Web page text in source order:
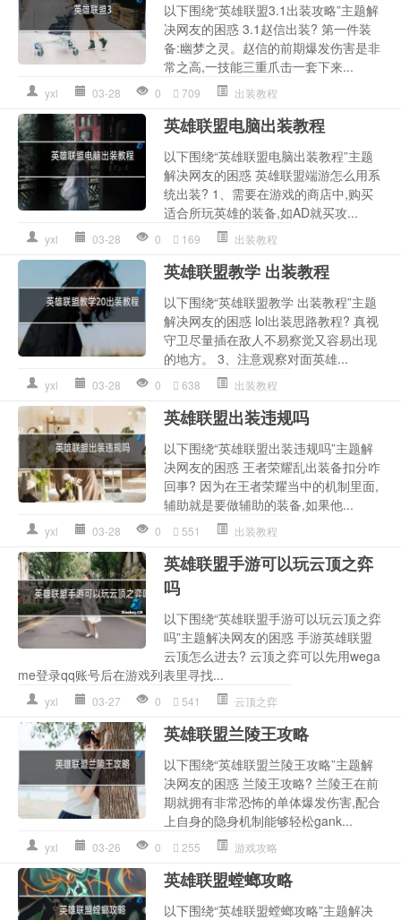
以下围绕“英雄联盟3.1出装攻略”主题解
决网友的困惑 3.1赵信出装? 第一件装
备:幽梦之灵。赵信的前期爆发伤害是非
常之高,一技能三重爪击一套下来...
yxl 03-28 0 709 出装教程
英雄联盟电脑出装教程
以下围绕“英雄联盟电脑出装教程”主题
解决网友的困惑 英雄联盟端游怎么用系
统出装? 1、需要在游戏的商店中,购买
适合所玩英雄的装备,如AD就买攻...
yxl 03-28 0 169 出装教程
英雄联盟教学 出装教程
以下围绕“英雄联盟教学 出装教程”主题
解决网友的困惑 lol出装思路教程? 真视
守卫尽量插在敌人不易察觉又容易出现
的地方。 3、注意观察对面英雄...
yxl 03-28 0 638 出装教程
英雄联盟出装违规吗
以下围绕“英雄联盟出装违规吗”主题解
决网友的困惑 王者荣耀乱出装备扣分咋
回事? 因为在王者荣耀当中的机制里面,
辅助就是要做辅助的装备,如果他...
yxl 03-28 0 551 出装教程
英雄联盟手游可以玩云顶之弈
吗
以下围绕“英雄联盟手游可以玩云顶之弈
吗”主题解决网友的困惑 手游英雄联盟
云顶怎么进去? 云顶之弈可以先用wega
me登录qq账号后在游戏列表里寻找...
yxl 03-27 0 541 云顶之弈
英雄联盟兰陵王攻略
以下围绕“英雄联盟兰陵王攻略”主题解
决网友的困惑 兰陵王攻略? 兰陵王在前
期就拥有非常恐怖的单体爆发伤害,配合
上自身的隐身机制能够轻松gank...
yxl 03-26 0 255 游戏攻略
英雄联盟螳螂攻略
以下围绕“英雄联盟螳螂攻略”主题解决